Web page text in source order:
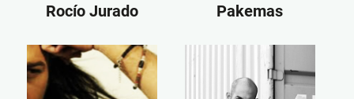
Rocío Jurado Pakemas